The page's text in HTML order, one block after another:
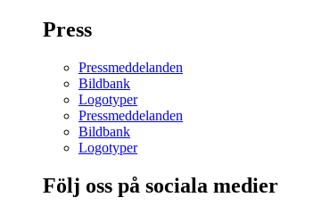
Press
Pressmeddelanden
Bildbank
Logotyper
Pressmeddelanden
Bildbank
Logotyper
Följ oss på sociala medier